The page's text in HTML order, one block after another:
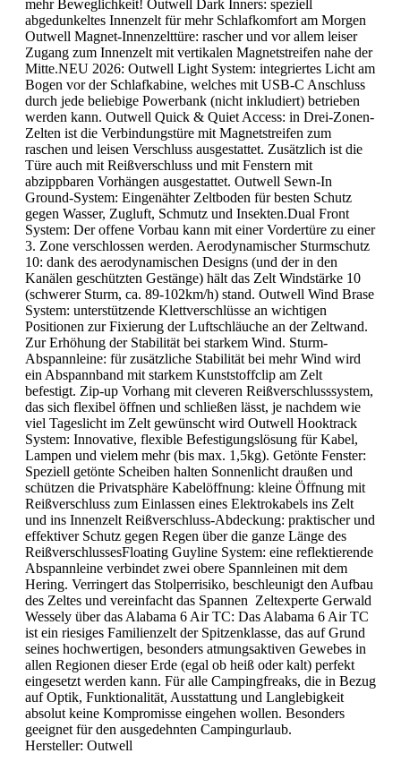
mehr Beweglichkeit! Outwell Dark Inners: speziell
abgedunkeltes Innenzelt für mehr Schlafkomfort am Morgen
Outwell Magnet-Innenzelttüre: rascher und vor allem leiser
Zugang zum Innenzelt mit vertikalen Magnetstreifen nahe der
Mitte.NEU 2026: Outwell Light System: integriertes Licht am
Bogen vor der Schlafkabine, welches mit USB-C Anschluss
durch jede beliebige Powerbank (nicht inkludiert) betrieben
werden kann. Outwell Quick & Quiet Access: in Drei-Zonen-
Zelten ist die Verbindungstüre mit Magnetstreifen zum
raschen und leisen Verschluss ausgestattet. Zusätzlich ist die
Türe auch mit Reißverschluss und mit Fenstern mit
abzippbaren Vorhängen ausgestattet. Outwell Sewn-In
Ground-System: Eingenähter Zeltboden für besten Schutz
gegen Wasser, Zugluft, Schmutz und Insekten.Dual Front
System: Der offene Vorbau kann mit einer Vordertüre zu einer
3. Zone verschlossen werden. Aerodynamischer Sturmschutz
10: dank des aerodynamischen Designs (und der in den
Kanälen geschützten Gestänge) hält das Zelt Windstärke 10
(schwerer Sturm, ca. 89-102km/h) stand. Outwell Wind Brase
System: unterstützende Klettverschlüsse an wichtigen
Positionen zur Fixierung der Luftschläuche an der Zeltwand.
Zur Erhöhung der Stabilität bei starkem Wind. Sturm-
Abspannleine: für zusätzliche Stabilität bei mehr Wind wird
ein Abspannband mit starkem Kunststoffclip am Zelt
befestigt. Zip-up Vorhang mit cleveren Reißverschlusssystem,
das sich flexibel öffnen und schließen lässt, je nachdem wie
viel Tageslicht im Zelt gewünscht wird Outwell Hooktrack
System: Innovative, flexible Befestigungslösung für Kabel,
Lampen und vielem mehr (bis max. 1,5kg). Getönte Fenster:
Speziell getönte Scheiben halten Sonnenlicht draußen und
schützen die Privatsphäre Kabelöffnung: kleine Öffnung mit
Reißverschluss zum Einlassen eines Elektrokabels ins Zelt
und ins Innenzelt Reißverschluss-Abdeckung: praktischer und
effektiver Schutz gegen Regen über die ganze Länge des
ReißverschlussesFloating Guyline System: eine reflektierende
Abspannleine verbindet zwei obere Spannleinen mit dem
Hering. Verringert das Stolperrisiko, beschleunigt den Aufbau
des Zeltes und vereinfacht das Spannen Zeltexperte Gerwald
Wessely über das Alabama 6 Air TC: Das Alabama 6 Air TC
ist ein riesiges Familienzelt der Spitzenklasse, das auf Grund
seines hochwertigen, besonders atmungsaktiven Gewebes in
allen Regionen dieser Erde (egal ob heiß oder kalt) perfekt
eingesetzt werden kann. Für alle Campingfreaks, die in Bezug
auf Optik, Funktionalität, Ausstattung und Langlebigkeit
absolut keine Kompromisse eingehen wollen. Besonders
geeignet für den ausgedehnten Campingurlaub.
Hersteller: Outwell